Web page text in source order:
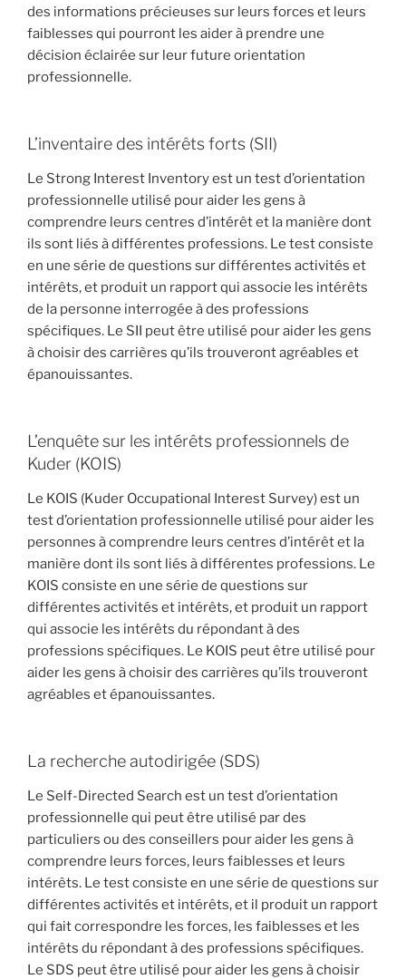
des informations précieuses sur leurs forces et leurs
faiblesses qui pourront les aider à prendre une
décision éclairée sur leur future orientation
professionnelle.
L’inventaire des intérêts forts (SII)
Le Strong Interest Inventory est un test d’orientation
professionnelle utilisé pour aider les gens à
comprendre leurs centres d’intérêt et la manière dont
ils sont liés à différentes professions. Le test consiste
en une série de questions sur différentes activités et
intérêts, et produit un rapport qui associe les intérêts
de la personne interrogée à des professions
spécifiques. Le SII peut être utilisé pour aider les gens
à choisir des carrières qu’ils trouveront agréables et
épanouissantes.
L’enquête sur les intérêts professionnels de
Kuder (KOIS)
Le KOIS (Kuder Occupational Interest Survey) est un
test d’orientation professionnelle utilisé pour aider les
personnes à comprendre leurs centres d’intérêt et la
manière dont ils sont liés à différentes professions. Le
KOIS consiste en une série de questions sur
différentes activités et intérêts, et produit un rapport
qui associe les intérêts du répondant à des
professions spécifiques. Le KOIS peut être utilisé pour
aider les gens à choisir des carrières qu’ils trouveront
agréables et épanouissantes.
La recherche autodirigée (SDS)
Le Self-Directed Search est un test d’orientation
professionnelle qui peut être utilisé par des
particuliers ou des conseillers pour aider les gens à
comprendre leurs forces, leurs faiblesses et leurs
intérêts. Le test consiste en une série de questions sur
différentes activités et intérêts, et il produit un rapport
qui fait correspondre les forces, les faiblesses et les
intérêts du répondant à des professions spécifiques.
Le SDS peut être utilisé pour aider les gens à choisir